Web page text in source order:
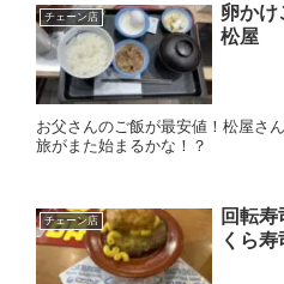
チェーン店
卵かけ
松屋
お父さんのご飯が最安値！松屋さ
旅がまた始まるかな！？
チェーン店
回転
くら寿